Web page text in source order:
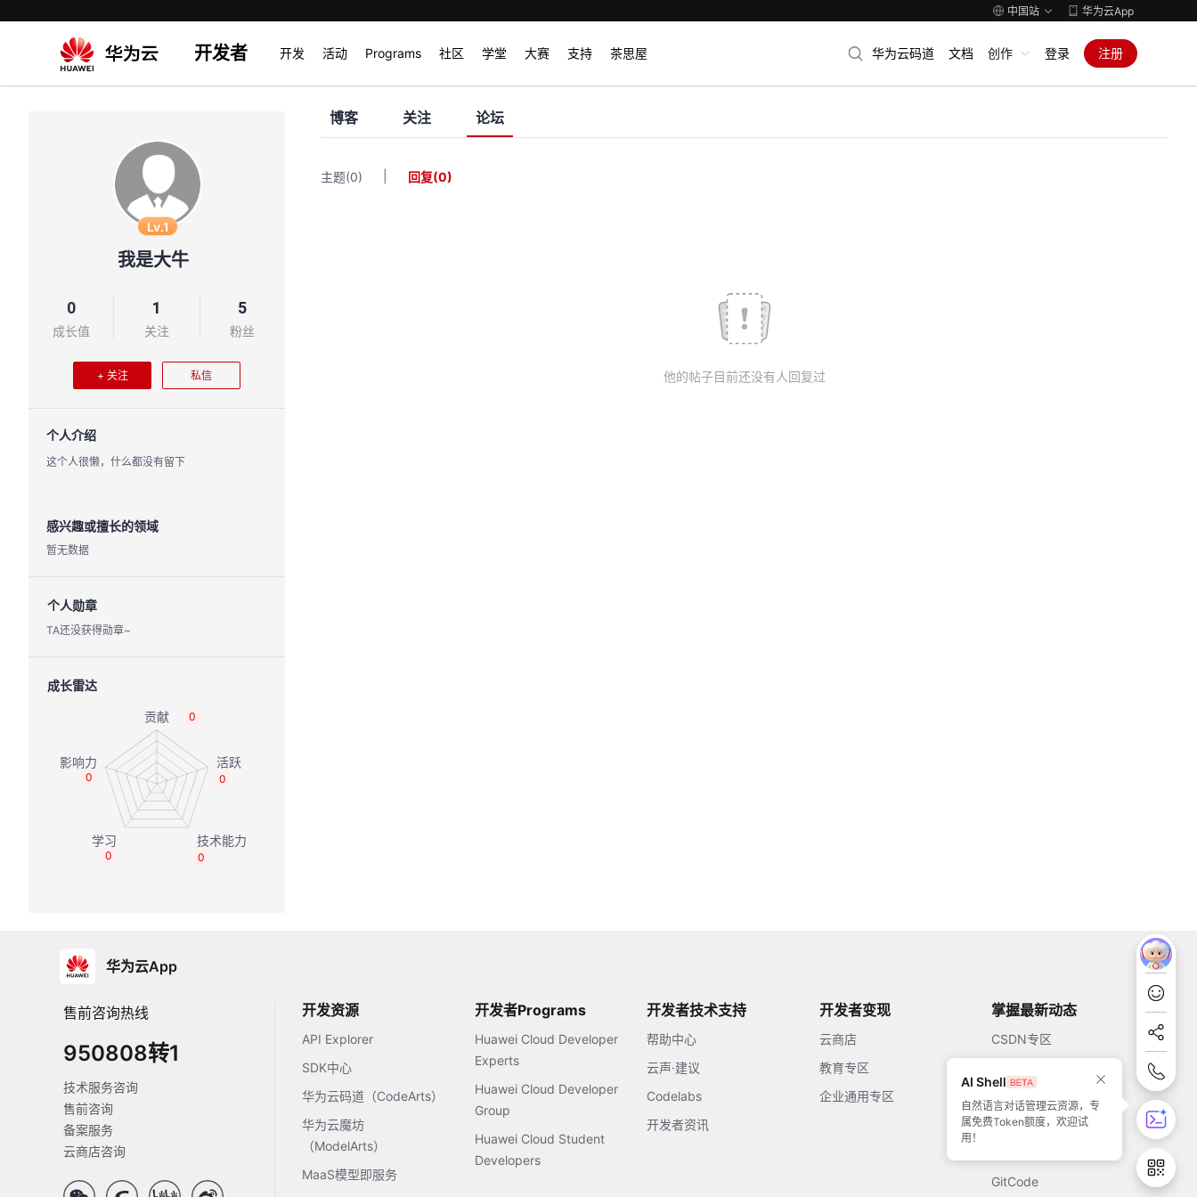
中国站 华为云App
开发者 开发 活动 Programs 社区 学堂 大赛 支持 茶思屋 华为云码道 文档 创作 登录 注册
Lv.1
我是大牛
0
成长值
1
关注
5
粉丝
+ 关注 私信
个人介绍
这个人很懒，什么都没有留下
感兴趣或擅长的领域
暂无数据
个人勋章
TA还没获得勋章~
成长雷达
0
0
0
0
0
博客 关注 论坛
主题(0) 回复(0)
他的帖子目前还没有人回复过
华为云App
售前咨询热线
950808转1
技术服务咨询
售前咨询
备案服务
云商店咨询
开发资源
API Explorer
SDK中心
华为云码道（CodeArts）
华为云魔坊
（ModelArts）
MaaS模型即服务
开发者Programs
Huawei Cloud Developer
Experts
Huawei Cloud Developer
Group
Huawei Cloud Student
Developers
开发者技术支持
帮助中心
云声·建议
Codelabs
开发者资讯
开发者变现
云商店
教育专区
企业通用专区
掌握最新动态
CSDN专区
51CTO
GitCode
AI Shell
自然语言对话管理云资源，专
属免费Token额度，欢迎试
用！